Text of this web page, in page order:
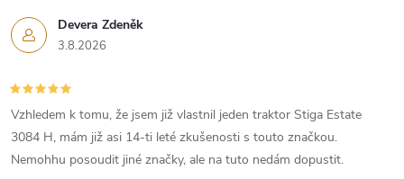
Devera Zdeněk
3.8.2026
Vzhledem k tomu, že jsem již vlastnil jeden traktor Stiga Estate
3084 H, mám již asi 14-ti leté zkušenosti s touto značkou.
Nemohhu posoudit jiné značky, ale na tuto nedám dopustit.